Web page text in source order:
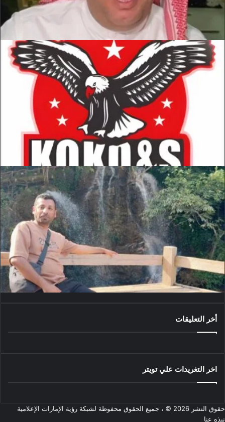
أخر التعليقات
اخر التغريدات علي تويتر
حقوق النشر 2026 © ، جميع الحقوق محفوظة لشبكة رؤية الإمارات الإعلامية
نبذه عنا